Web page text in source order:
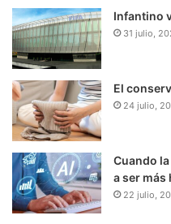
Infantino
31 julio,
El
24 julio,
Cuando
a ser más
22 julio,